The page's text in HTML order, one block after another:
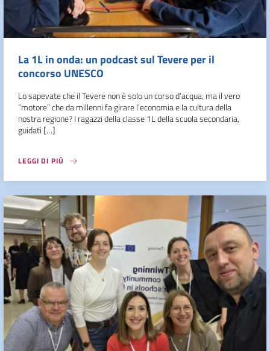
La 1L in onda: un podcast sul Tevere per il
concorso UNESCO
Lo sapevate che il Tevere non è solo un corso d’acqua, ma il vero
“motore” che da millenni fa girare l’economia e la cultura della
nostra regione? I ragazzi della classe 1L della scuola secondaria,
guidati […]
LEGGI DI PIÙ